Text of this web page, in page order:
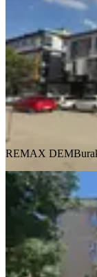
REMAX DEM
REMAX DEM
MANZARALI